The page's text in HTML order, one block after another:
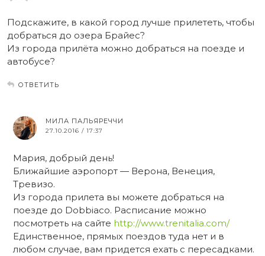
Подскажите, в какой город лучше прилететь, чтобы
добраться до озера Брайес?
Из города прилёта можно добраться на поезде и
автобусе?
ОТВЕТИТЬ
МИЛА ПАЛЬЯРЕЧЧИ
27.10.2016 / 17:37
Мария, добрый день!
Ближайшие аэропорт — Верона, Венеция,
Тревизо.
Из города прилета вы можете добраться на
поезде до Dobbiaco. Расписание можно
посмотреть на сайте http://www.trenitalia.com/
Единственное, прямых поездов туда нет и в
любом случае, вам придется ехать с пересадками.